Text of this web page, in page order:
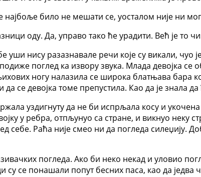
најбоље било не мешати се, уосталом није ни
оду. Да, управо тако ће урадити. Већ је то
нису разазнавале речи које су викали, чуо
поглед ка извору звука. Млада девојка
ногу налазила се широка блатњава бара
се девојка томе препустила. Као да је знала
уздигнуту да не би испрљала косу и
у ребра, отпљунуо са стране, и викнуо
Раћа није смео ни да погледа силеџију.
погледа. Ако би неко некад и уловио
се понашали попут бесних паса, као да једва